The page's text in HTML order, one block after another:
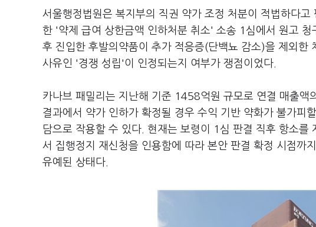
서울행정법원은 복지부의 직권 약가 조정 처분이 적법하다
한 '약제 급여 상한금액 인하처분 취소' 소송 1심에서 원고
후 진입한 후발의약품이 추가 적응증(단백뇨 감소)을 제외한
사유인 '경쟁 성립'이 인정되는지 여부가 쟁점이었다.
카나브 패밀리는 지난해 기준 1458억원 규모로 연결 매출
결과에서 약가 인하가 확정될 경우 수익 기반 약화가 불가피
담으로 작용할 수 있다. 현재는 보령이 1심 판결 직후 항소를
서 집행정지 재신청을 인용함에 따라 본안 판결 확정 시점까
유예된 상태다.